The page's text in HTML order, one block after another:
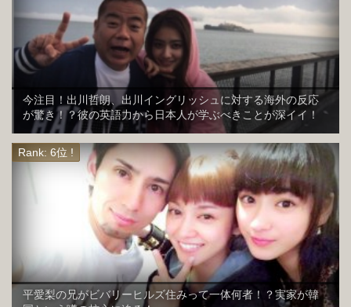
今注目！出川哲朗、出川イングリッシュに対する海外の反応
が驚き！？彼の英語力から日本人が学ぶべきことが深イイ！
平愛梨の兄がビバリーヒルズ住みって一体何者！？実家が韓